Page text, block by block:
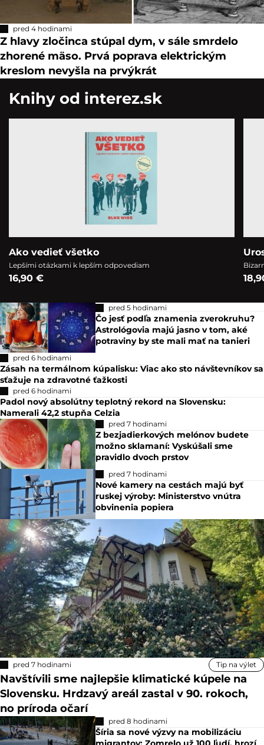
pred 4 hodinami
Z hlavy zločinca stúpal dym, v sále smrdelo
zhorené mäso. Prvá poprava elektrickým
kreslom nevyšla na prvýkrát
Knihy od interez.sk
Ako vedieť všetko
Lepšími otázkami k lepším odpovediam
16,90 €
pred 5 hodinami
Čo jesť podľa znamenia zverokruhu?
Astrológovia majú jasno v tom, aké
potraviny by ste mali mať na tanieri
pred 6 hodinami
Zásah na termálnom kúpalisku: Viac ako sto návštevníkov sa
sťažuje na zdravotné ťažkosti
pred 6 hodinami
Padol nový absolútny teplotný rekord na Slovensku:
Namerali 42,2 stupňa Celzia
pred 7 hodinami
Z bezjadierkových melónov budete
možno sklamaní: Vyskúšali sme
pravidlo dvoch prstov
pred 7 hodinami
Nové kamery na cestách majú byť
ruskej výroby: Ministerstvo vnútra
obvinenia popiera
pred 7 hodinami Tip na výlet
Navštívili sme najlepšie klimatické kúpele na
Slovensku. Hrdzavý areál zastal v 90. rokoch,
no príroda očarí
pred 8 hodinami
Šíria sa nové výzvy na mobilizáciu